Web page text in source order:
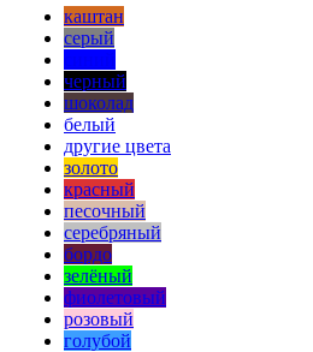
каштан
серый
черный
шоколад
белый
другие цвета
золото
красный
песочный
серебряный
бордо
зелёный
фиолетовый
розовый
голубой